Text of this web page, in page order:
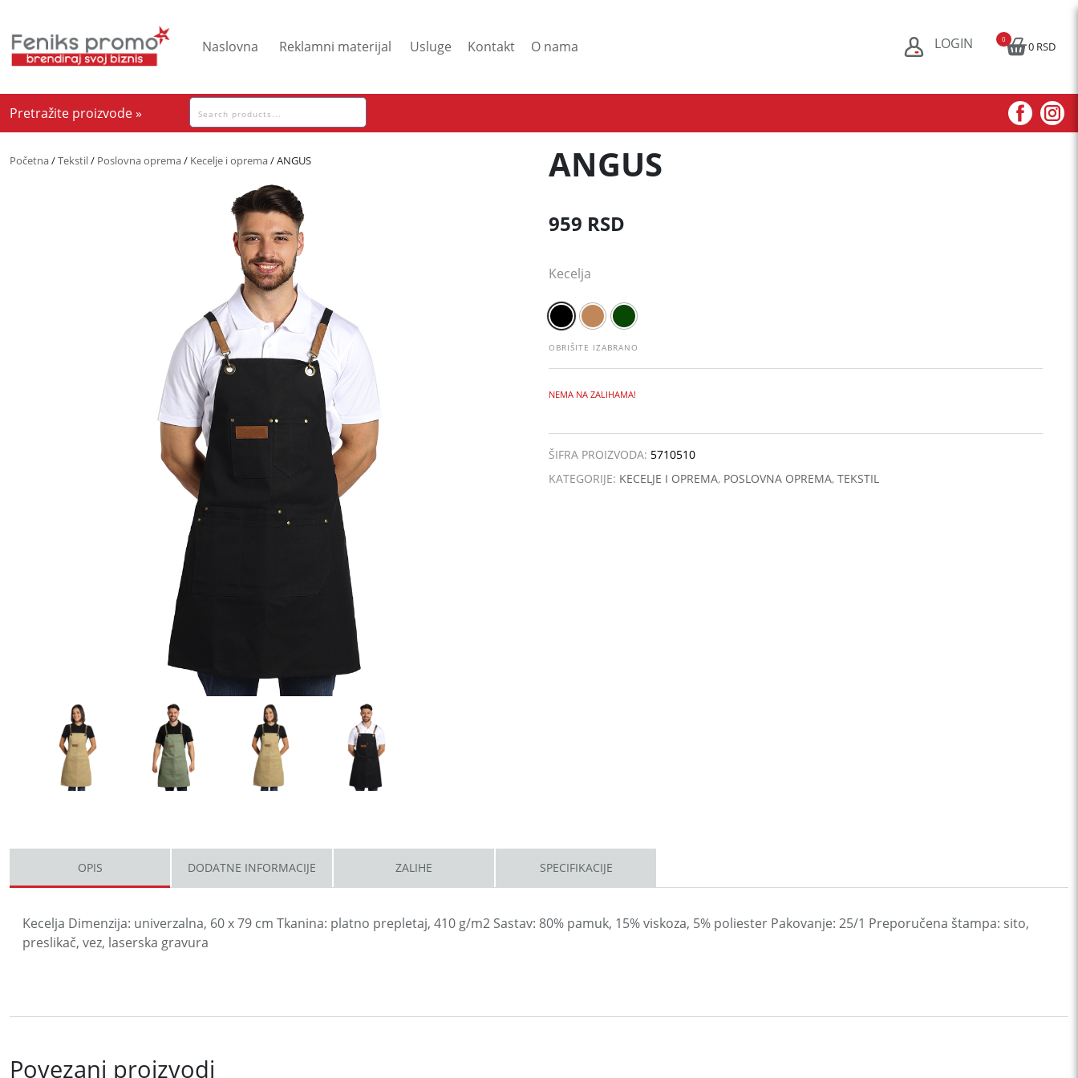
content
Naslovna Reklamni materijal Usluge Kontakt O nama LOGIN 0 RSD
0
Pretražite proizvode »
Pretraga
za:
Početna/Tekstil/ Poslovna oprema/ Kecelje i oprema/ ANGUS ANGUS
959 RSD
Kecelja
OBRIŠITE IZABRANO
NEMA NA ZALIHAMA!
ŠIFRA PROIZVODA: 5710510
KATEGORIJE: KECELJE I OPREMA, POSLOVNA OPREMA, TEKSTIL
OPIS DODATNE INFORMACIJE ZALIHE SPECIFIKACIJE
Kecelja Dimenzija: univerzalna, 60 x 79 cm Tkanina: platno prepletaj, 410 g/m2 Sastav: 80% pamuk, 15% viskoza, 5% poliester Pakovanje: 25/1 Preporučena štampa: sito,
preslikač, vez, laserska gravura
Povezani proizvodi